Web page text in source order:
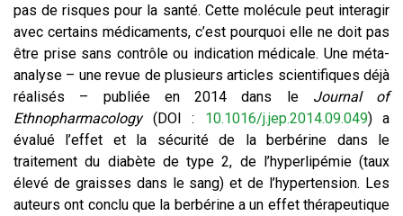
pas de risques pour la santé. Cette molécule peut interagir
avec certains médicaments, c’est pourquoi elle ne doit pas
être prise sans contrôle ou indication médicale. Une méta-
analyse – une revue de plusieurs articles scientifiques déjà
réalisés – publiée en 2014 dans le Journal of
Ethnopharmacology(DOI : 10.1016/j.jep.2014.09.049) a
évalué l’effet et la sécurité de la berbérine dans le
traitement du diabète de type 2, de l’hyperlipémie (taux
élevé de graisses dans le sang) et de l’hypertension. Les
auteurs ont conclu que la berbérine a un effet thérapeutique